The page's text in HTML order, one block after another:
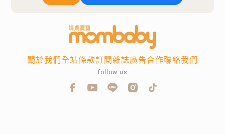
關於我們全站條款訂閱雜誌廣告合作聯絡我們
follow us